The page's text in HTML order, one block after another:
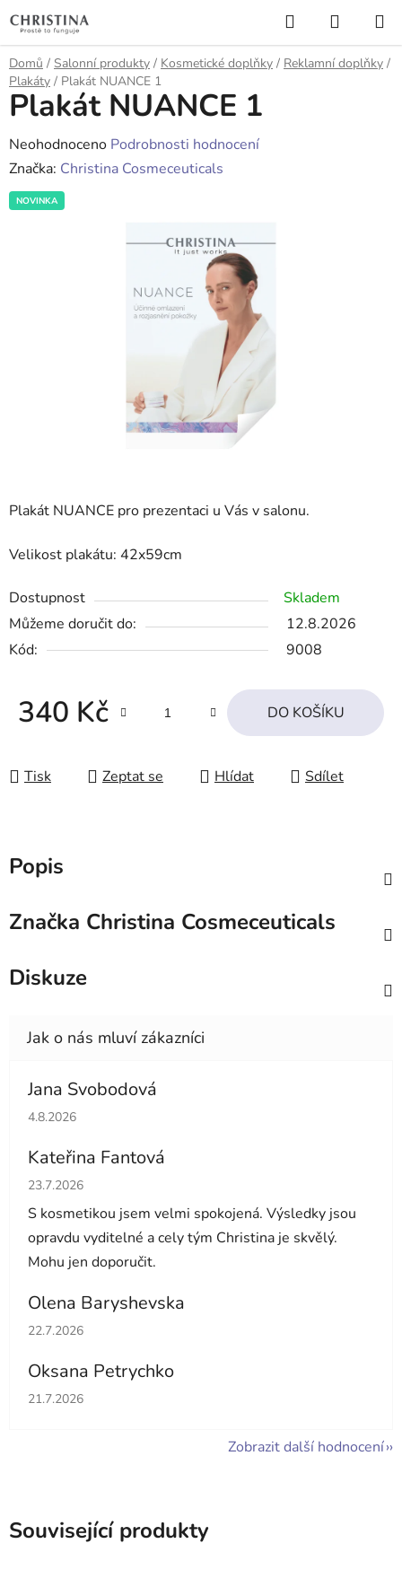
na
obsah
Hledat
KOŠÍK
Domů / Salonní produkty / Kosmetické doplňky / Reklamní doplňky /
Plakáty / Plakát NUANCE 1
Plakát NUANCE pro prezentaci u Vás v salonu.
Velikost plakátu: 42x59cm
Dostupnost
Skladem
Můžeme doručit do:
12.8.2026
Kód:
9008
340 Kč DO KOŠÍKU
Tisk Zeptat se Hlídat Sdílet
Plakát NUANCE 1
Průměrné
hodnocení
produktu
je
Neohodnoceno Podrobnosti hodnocení
Značka: Christina Cosmeceuticals
NOVINKA
Popis
Značka Christina Cosmeceuticals
Diskuze
Jana Svobodová
Hodnocení obchodu je 5 z 5 hvězdiček.
4.8.2026
Kateřina Fantová
Hodnocení obchodu je 5 z 5 hvězdiček.
23.7.2026
S kosmetikou jsem velmi spokojená. Výsledky jsou
opravdu vyditelné a cely tým Christina je skvělý.
Mohu jen doporučit.
Olena Baryshevska
Hodnocení obchodu je 5 z 5 hvězdiček.
22.7.2026
Oksana Petrychko
Hodnocení obchodu je 5 z 5 hvězdiček.
21.7.2026
Zobrazit další hodnocení
Související produkty